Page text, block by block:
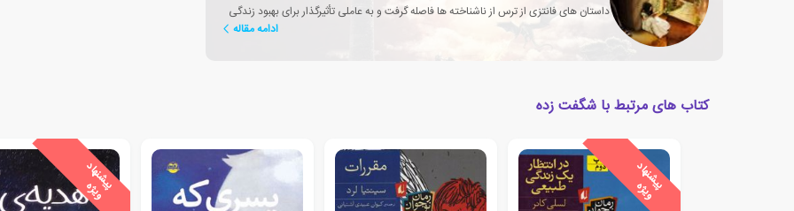
داستان های فانتزی از ترس از ناشناخته ها فاصله گرفت و به عاملی تأثیرگذار برای بهبود زندگی
ادامه مقاله
کتاب های مرتبط با شگفت زده
پ
ی
ش
ن
ه
ا
د
و
ی
ژ
ه پ
ی
ش
ن
ه
ا
د
و
ی
ژ
ه